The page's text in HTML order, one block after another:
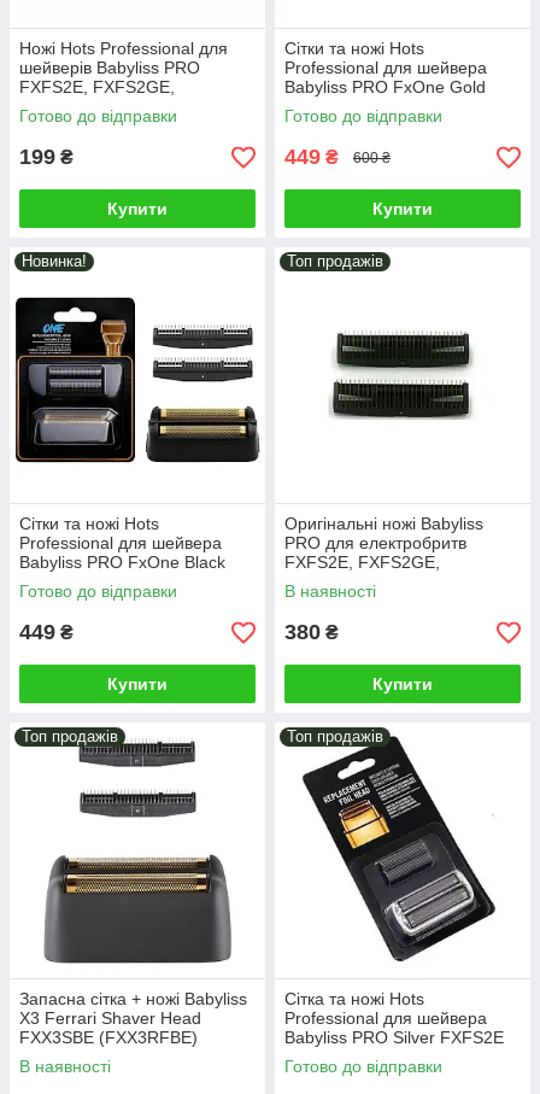
Ножі Hots Professional для
шейверів Babyliss PRO
FXFS2E, FXFS2GE,
FXFS2GSE, 2 шт (HP-FXRF2-
01)
Готово до відправки
199 ₴
Купити
Сітки та ножі Hots
Professional для шейвера
Babyliss PRO FxOne Gold
FX79FSGE (HP-FX79RF2GE)
Готово до відправки
449 ₴ 600 ₴
Купити
Новинка!
Сітки та ножі Hots
Professional для шейвера
Babyliss PRO FxOne Black
FX79FSMBE (HP-
FX79RF2MBE)
Готово до відправки
449 ₴
Купити
Топ продажів
Оригінальні ножі Babyliss
PRO для електробритв
FXFS2E, FXFS2GE,
FXFS2GSE, 2 штуки
(BAB35100020)
В наявності
380 ₴
Купити
Топ продажів
Запасна сітка + ножі Babyliss
X3 Ferrari Shaver Head
FXX3SBE (FXX3RFBE)
В наявності
Топ продажів
Сітка та ножі Hots
Professional для шейвера
Babyliss PRO Silver FXFS2E
(HP-FXRF2E)
Готово до відправки